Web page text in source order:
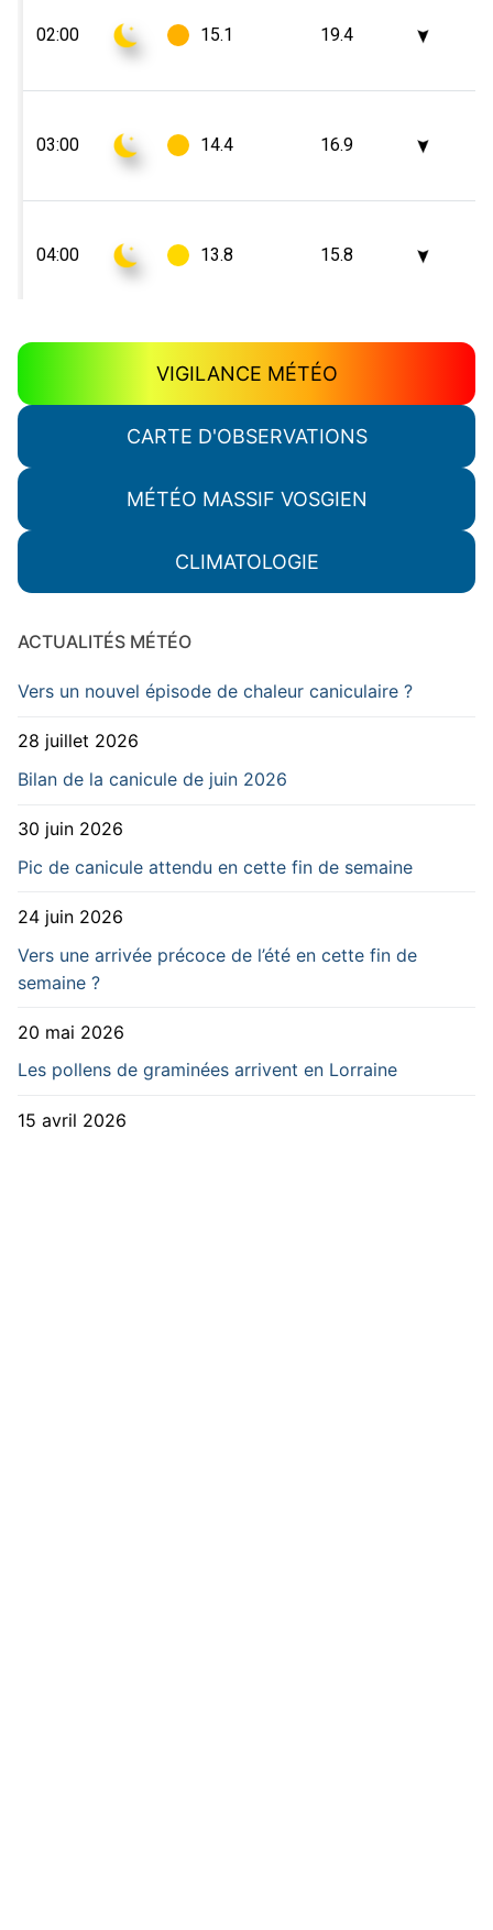
VIGILANCE MÉTÉO
CARTE D'OBSERVATIONS
MÉTÉO MASSIF VOSGIEN
CLIMATOLOGIE
ACTUALITÉS MÉTÉO
Vers un nouvel épisode de chaleur caniculaire ?
28 juillet 2026
Bilan de la canicule de juin 2026
30 juin 2026
Pic de canicule attendu en cette fin de semaine
24 juin 2026
Vers une arrivée précoce de l’été en cette fin de
semaine ?
20 mai 2026
Les pollens de graminées arrivent en Lorraine
15 avril 2026